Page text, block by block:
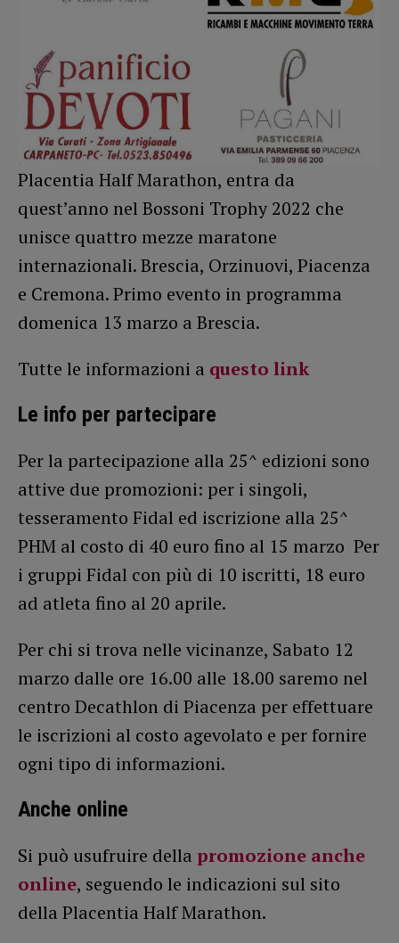
Placentia Half Marathon, entra da
quest’anno nel Bossoni Trophy 2022 che
unisce quattro mezze maratone
internazionali. Brescia, Orzinuovi, Piacenza
e Cremona. Primo evento in programma
domenica 13 marzo a Brescia.
Tutte le informazioni a questo link
Le info per partecipare
Per la partecipazione alla 25^ edizioni sono
attive due promozioni: per i singoli,
tesseramento Fidal ed iscrizione alla 25^
PHM al costo di 40 euro fino al 15 marzo Per
i gruppi Fidal con più di 10 iscritti, 18 euro
ad atleta fino al 20 aprile.
Per chi si trova nelle vicinanze, Sabato 12
marzo dalle ore 16.00 alle 18.00 saremo nel
centro Decathlon di Piacenza per effettuare
le iscrizioni al costo agevolato e per fornire
ogni tipo di informazioni.
Anche online
Si può usufruire della promozione anche
online, seguendo le indicazioni sul sito
della Placentia Half Marathon.